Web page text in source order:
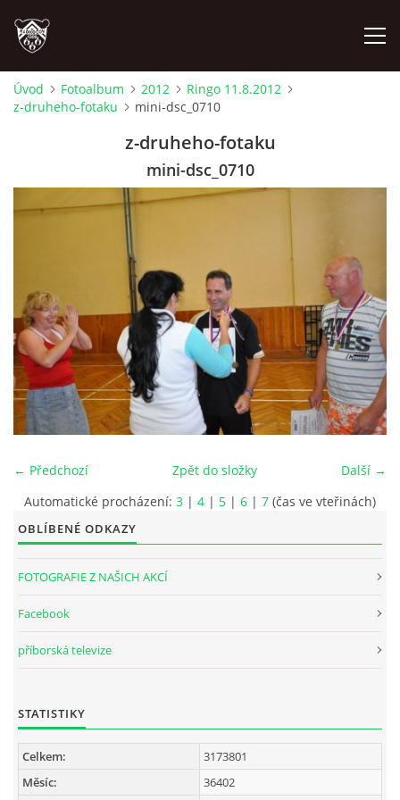
ÚVOD
PROBĚHLÉ AKCE
FOTOALBUM
VIDEA
INTERNÍ SEKCE
Úvod Fotoalbum 2012
Ringo 11.8.2012
z-druheho-fotaku
mini-dsc_0710
z-druheho-fotaku
mini-dsc_0710
← Předchozí Další →
Zpět do složky
Automatické procházení: 3 | 4 | 5 | 6 | 7 (čas ve vteřinách)
OBLÍBENÉ ODKAZY
FOTOGRAFIE Z NAŠICH AKCÍ
Facebook
příborská televize
STATISTIKY
Celkem:
3173801
Měsíc:
36402